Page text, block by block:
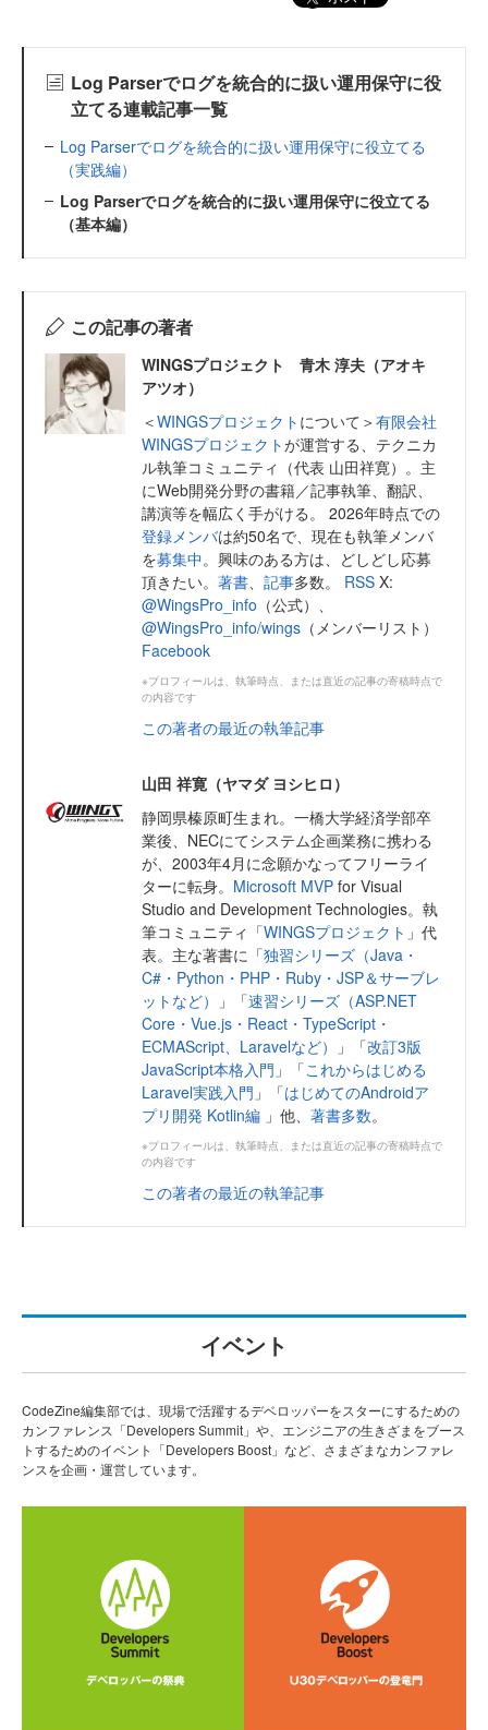
Log Parserでログを統合的に扱い運用保守に役
立てる連載記事一覧
Log Parserでログを統合的に扱い運用保守に役立てる
（実践編）
Log Parserでログを統合的に扱い運用保守に役立てる
（基本編）
この記事の著者
WINGSプロジェクト 青木 淳夫（アオキ
アツオ）
＜WINGSプロジェクト について＞有限会社
WINGSプロジェクトが運営する、テクニカ
ル執筆コミュニティ（代表 山田祥寛）。主
にWeb開発分野の書籍／記事執筆、翻訳、
講演等を幅広く手がける。 2026年時点での
登録メンバは約50名で、現在も執筆メンバ
を募集中。興味のある方は、どしどし応募
頂きたい。 著書 記事多数。 RSS X:
@WingsPro_info （公式）、
@WingsPro_info/wings （メンバーリスト）
Facebook
※プロフィールは、執筆時点、または直近の記事の寄稿時点で
の内容です
この著者の最近の執筆記事
山田 祥寛（ヤマダ ヨシヒロ）
静岡県榛原町生まれ。一橋大学経済学部卒
業後、NECにてシステム企画業務に携わる
が、2003年4月に念願かなってフリーライ
ターに転身。 Microsoft MVP for Visual
Studio and Development Technologies。執
筆コミュニティ「WINGSプロジェクト 」代
表。主な著書に「独習シリーズ（Java・
C#・Python・PHP・Ruby・JSP＆サーブレ
ットなど）
」「速習シリーズ（ASP.NET
Core・Vue.js・React・TypeScript・
ECMAScript、Laravelなど）
」「改訂3版
JavaScript本格入門 」「これからはじめる
Laravel実践入門 」「はじめてのAndroidア
プリ開発 Kotlin編 」他、 著書多数。
※プロフィールは、執筆時点、または直近の記事の寄稿時点で
の内容です
この著者の最近の執筆記事
イベント
CodeZine編集部では、現場で活躍するデベロッパーをスターにするための
カンファレンス「Developers Summit」や、エンジニアの生きざまをブース
トするためのイベント「Developers Boost」など、さまざまなカンファレ
ンスを企画・運営しています。